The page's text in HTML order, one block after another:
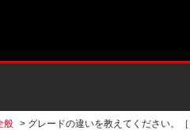
般 > グレードの違いを教えてください。